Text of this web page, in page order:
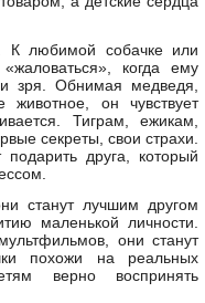
К любимой собачке или
когда ему
зря. Обнимая медведя,
животное, он чувствует
Тиграм, ежикам,
секреты, свои страхи.
друга, который
станут лучшим другом
маленькой личности.
они станут
похожи на реальных
верно воспринять